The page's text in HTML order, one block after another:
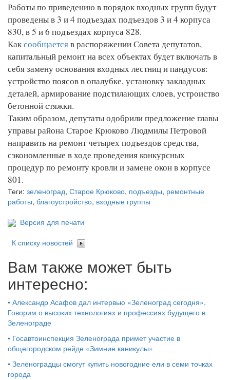
Работы по приведению в порядок входных групп будут
проведены в 3 и 4 подъездах подъездов 3 и 4 корпуса
830, в 5 и 6 подъездах корпуса 828.
Каксообщаетсяв распоряжении Совета депутатов,
капитальный ремонт на всех объектах будет включать в
себя замену основания входных лестниц и пандусов:
устройство поясов в опалубке, установку закладных
деталей, армирование подстилающих слоев, устроиство
бетонной стяжки.
Таким образом, депутаты одобрили предложение главы
управы района Старое Крюково Людмилы Петровой
направить на ремонт четырех подъездов средства,
сэкономленные в ходе проведения конкурсных
процедур по ремонту кровли и замене окон в корпусе
801.
Теги: зеленоград, Старое Крюково, подъезды, ремонтные
работы, благоустройство, входные группы
Версия для печати
К списку новостей
Вам также может быть
интересно:
• Александр Асафов дал интервью «Зеленоград сегодня».
Говорим о высоких технологиях и профессиях будущего в
Зеленограде
• Госавтоинспекция Зеленограда примет участие в
общегородском рейде «Зимние каникулы»
• Зеленоградцы смогут купить новогодние ели в семи точках
города